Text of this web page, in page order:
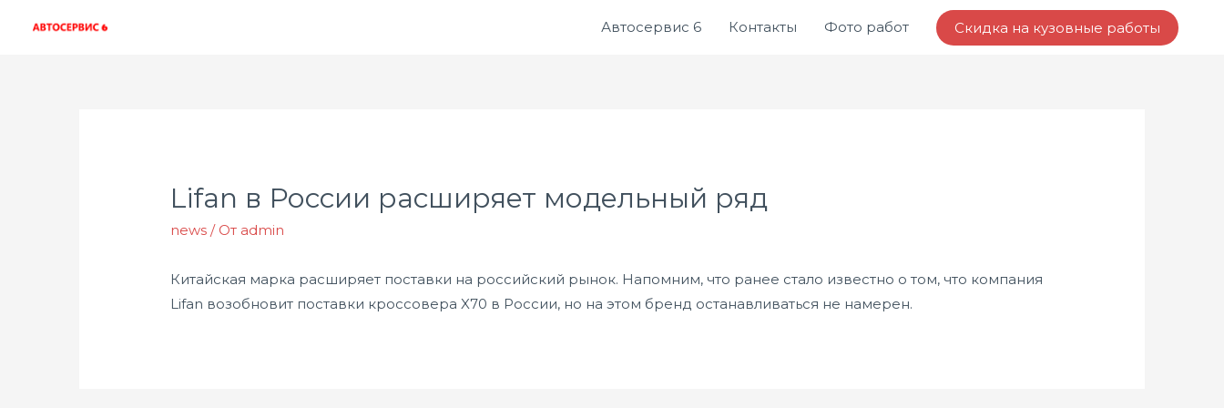
Автосервис 6 Контакты Фото работ Скидка на кузовные работы
Lifan в России расширяет модельный ряд
news / От admin
Китайская марка расширяет поставки на российский рынок. Напомним, что ранее стало известно о том, что компания
Lifan возобновит поставки кроссовера X70 в России, но на этом бренд останавливаться не намерен.